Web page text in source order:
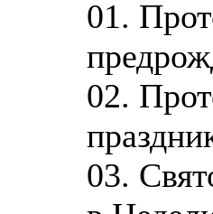
01.
02.
03.